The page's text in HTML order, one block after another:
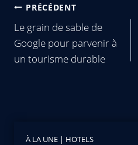
PRÉCÉDENT
Le grain de sable de
Google pour parvenir à
un tourisme durable
À LA UNE | HOTELS